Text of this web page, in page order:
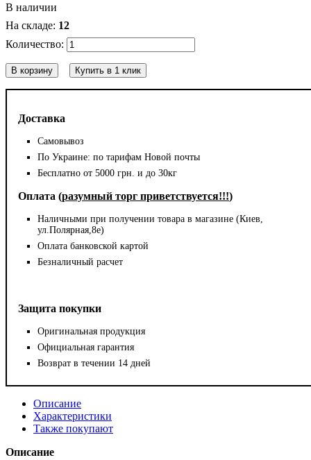
Доставка
Самовывоз
По Украине: по тарифам Новой почты
Бесплатно от 5000 грн. и до 30кг
Оплата (разумный торг приветствуется!!!)
Наличными при получении товара в магазине (Киев,
ул.Полярная,8е)
Оплата банковской картой
Безналичный расчет
Защита покупки
Оригинальная продукция
Официальная гарантия
Возврат в течении 14 дней
В наличии
12
В корзину Купить в 1 клик
Описание
Характеристики
Также покупают
Описание